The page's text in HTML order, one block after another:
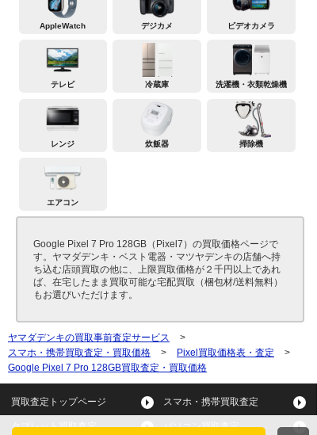
AppleWatch デジカメ ビデオカメラ
テレビ 冷蔵庫 洗濯機・衣類乾燥機
レンジ 炊飯器 掃除機
エアコン
Google Pixel 7 Pro 128GB（Pixel7）の買取価格ページで
す。ヤマダデンキ・ベスト電器・マツヤデンキの店舗へ持
ち込む店頭買取の他に、上限買取価格が２千円以上であれ
ば、在宅したまま買取可能な宅配買取（梱包材/送料無料）
もお選びいただけます。
ヤマダデンキの買取事前査定サービス
>
スマホ・携帯買取査定・買取価格
> Pixel買取価格表・査定
>
Google Pixel 7 Pro 128GB買取査定・買取価格
買取査定トップページ スマホ・携帯買取査定
タブレット買取査定 パソコン買取査定